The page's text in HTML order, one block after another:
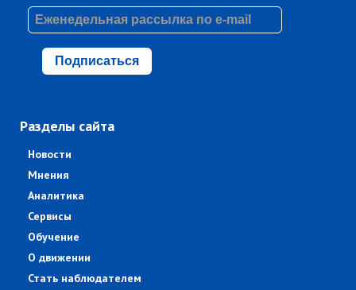
Подписаться
Разделы сайта
Новости
Мнения
Аналитика
Сервисы
Обучение
О движении
Стать наблюдателем